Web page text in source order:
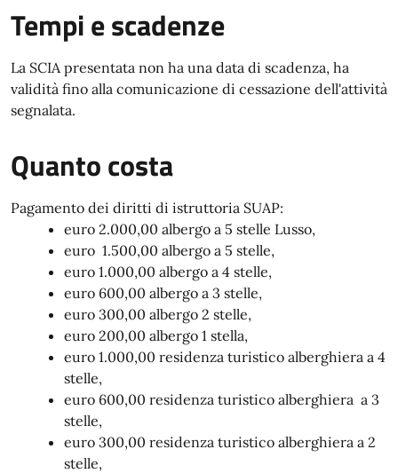
Tempi e scadenze
La SCIA presentata non ha una data di scadenza, ha
validità fino alla comunicazione di cessazione dell'attività
segnalata.
Quanto costa
Pagamento dei diritti di istruttoria SUAP:
euro 2.000,00 albergo a 5 stelle Lusso,
euro 1.500,00 albergo a 5 stelle,
euro 1.000,00 albergo a 4 stelle,
euro 600,00 albergo a 3 stelle,
euro 300,00 albergo 2 stelle,
euro 200,00 albergo 1 stella,
euro 1.000,00 residenza turistico alberghiera a 4
stelle,
euro 600,00 residenza turistico alberghiera a 3
stelle,
euro 300,00 residenza turistico alberghiera a 2
stelle,